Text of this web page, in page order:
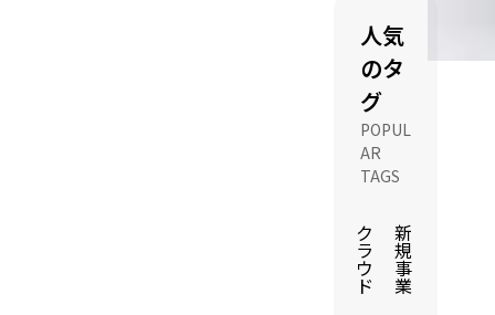
人気
のタ
グ
POPUL
AR
TAGS
ク
ラ
ウ
ド
新
規
事
業